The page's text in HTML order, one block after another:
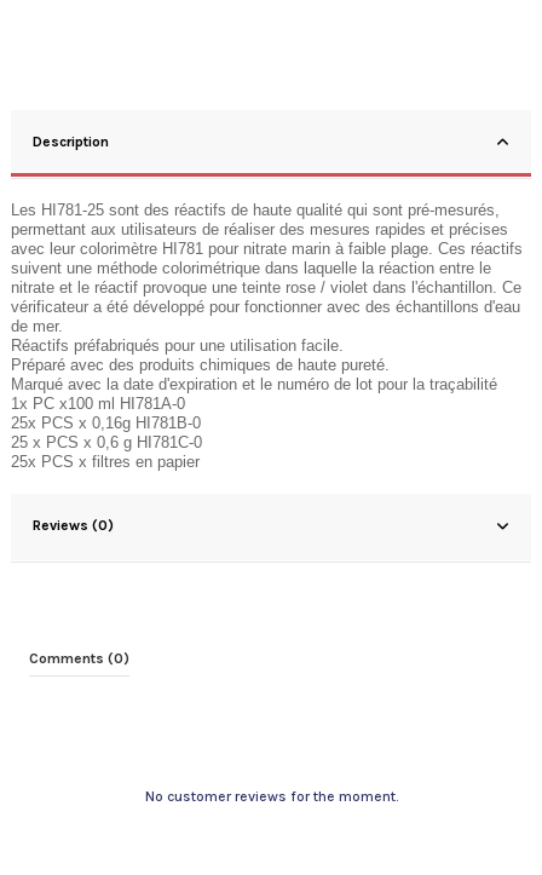
Description
Les HI781-25 sont des réactifs de haute qualité qui sont pré-mesurés,
permettant aux utilisateurs de réaliser des mesures rapides et précises
avec leur colorimètre HI781 pour nitrate marin à faible plage. Ces réactifs
suivent une méthode colorimétrique dans laquelle la réaction entre le
nitrate et le réactif provoque une teinte rose / violet dans l'échantillon. Ce
vérificateur a été développé pour fonctionner avec des échantillons d'eau
de mer.
Réactifs préfabriqués pour une utilisation facile.
Préparé avec des produits chimiques de haute pureté.
Marqué avec la date d'expiration et le numéro de lot pour la traçabilité
1x PC x100 ml HI781A-0
25x PCS x 0,16g HI781B-0
25 x PCS x 0,6 g HI781C-0
25x PCS x filtres en papier
Reviews (0)
Comments (0)
No customer reviews for the moment.